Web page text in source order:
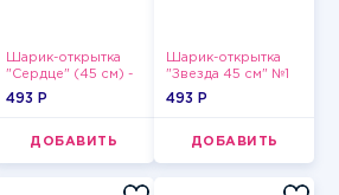
Шарик-открытка
"Сердце" (45 см) -
2
493 P
ДОБАВИТЬ
Шарик-открытка
"Звезда 45 см" №1
493 P
ДОБАВИТЬ